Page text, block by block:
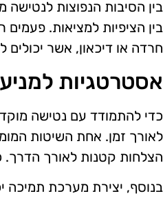
בין הסיבות הנפוצות
בין הציפיות למציאות.
חרדה או דיכאון, אשר
אסטרטגיות
כדי להתמודד עם נטישה
לאורך זמן. אחת השיטות
הצלחות קטנות לאורך
בנוסף, יצירת מערכת תמיכה